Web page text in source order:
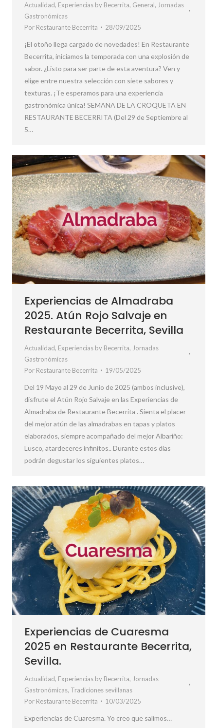
Actualidad, Experiencias by Becerrita, General, Jornadas
Gastronómicas
Por Restaurante Becerrita 28/09/2025
¡El otoño llega cargado de novedades! En Restaurante
Becerrita, iniciamos la temporada con una explosión de
sabor. ¿Listo para ser parte de esta aventura? Ven y
elige entre nuestra selección con siete sabores y
texturas. ¡Te esperamos para una experiencia
gastronómica única! SEMANA DE LA CROQUETA EN
RESTAURANTE BECERRITA (Del 29 de Septiembre al
5…
Experiencias de Almadraba
2025. Atún Rojo Salvaje en
Restaurante Becerrita, Sevilla
Actualidad, Experiencias by Becerrita, Jornadas
Gastronómicas
Por Restaurante Becerrita 19/05/2025
Del 19 Mayo al 29 de Junio de 2025 (ambos inclusive),
disfrute el Atún Rojo Salvaje en las Experiencias de
Almadraba de Restaurante Becerrita . Sienta el placer
del mejor atún de las almadrabas en tapas y platos
elaborados, siempre acompañado del mejor Albariño:
Lusco, atardeceres infinitos.. Durante estos días
podrán degustar los siguientes platos…
Experiencias de Cuaresma
2025 en Restaurante Becerrita,
Sevilla.
Actualidad, Experiencias by Becerrita, Jornadas
Gastronómicas, Tradiciones sevillanas
Por Restaurante Becerrita 10/03/2025
Experiencias de Cuaresma. Yo creo que salimos…